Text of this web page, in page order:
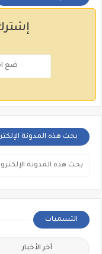
بحث هذه المدونة
التسميات
أخر الأخبار